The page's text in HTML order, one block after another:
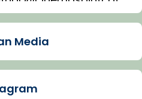
IA (OpenAI)
Media